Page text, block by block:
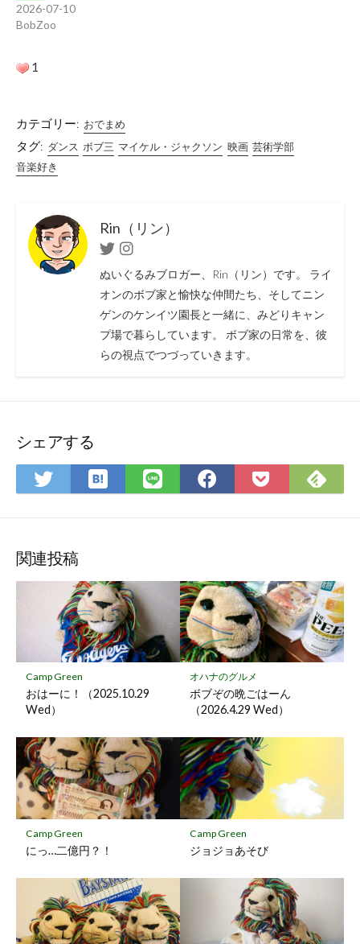
2026-07-10
BobZoo
1
カテゴリー: おでまめ
タグ: ダンス ボブ三 マイケル・ジャクソン 映画 芸術学部
音楽好き
Rin（リン）
TwitterInstagram
ぬいぐるみブロガー、Rin（リン）です。 ライ
オンのボブ家と愉快な仲間たち、そしてニン
ゲンのケンイツ園長と一緒に、みどりキャン
プ場で暮らしています。 ボブ家の日常を、彼
らの視点でつづっていきます。
シェアする
Twitter
で
ア
は
て
マ
ー
ク
に
存
LINE
で
Facebook
で
Pocket
に
で
関連投稿
Camp Green
おはーに！（2025.10.29
Wed）
オハナのグルメ
ボブぞの晩ごはーん
（2026.4.29 Wed）
Camp Green
にっ…二億円？！
Camp Green
ジョジョあそび